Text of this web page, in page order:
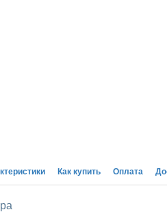
Как купить Оплата